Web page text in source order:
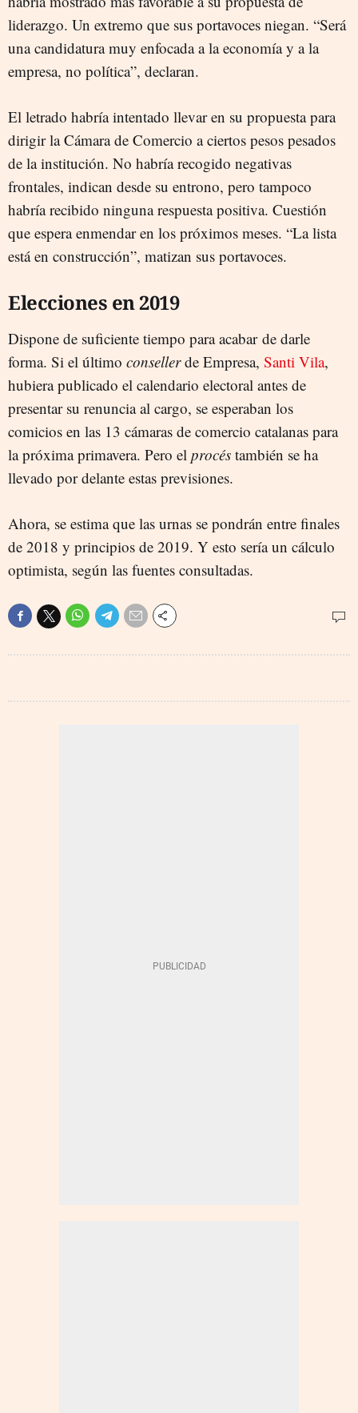
liderazgo. Un extremo que sus portavoces niegan. “Será
una candidatura muy enfocada a la economía y a la
empresa, no política”, declaran.
El letrado habría intentado llevar en su propuesta para
dirigir la Cámara de Comercio a ciertos pesos pesados
de la institución. No habría recogido negativas
frontales, indican desde su entrono, pero tampoco
habría recibido ninguna respuesta positiva. Cuestión
que espera enmendar en los próximos meses. “La lista
está en construcción”, matizan sus portavoces.
Elecciones en 2019
Dispone de suficiente tiempo para acabar de darle
forma. Si el último consellerde Empresa, Santi Vila,
hubiera publicado el calendario electoral antes de
presentar su renuncia al cargo, se esperaban los
comicios en las 13 cámaras de comercio catalanas para
la próxima primavera. Pero el procés también se ha
llevado por delante estas previsiones.
Ahora, se estima que las urnas se pondrán entre finales
de 2018 y principios de 2019. Y esto sería un cálculo
optimista, según las fuentes consultadas.